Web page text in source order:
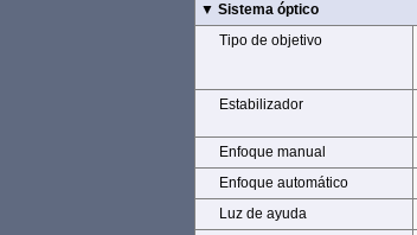
▼ Sistema óptico
Tipo de objetivo
Estabilizador
Enfoque manual
Enfoque automático
Luz de ayuda
▼ Sistema óptico
Tipo de objetivo
Estabilizador
Enfoque manual
Enfoque automático
Luz de ayuda